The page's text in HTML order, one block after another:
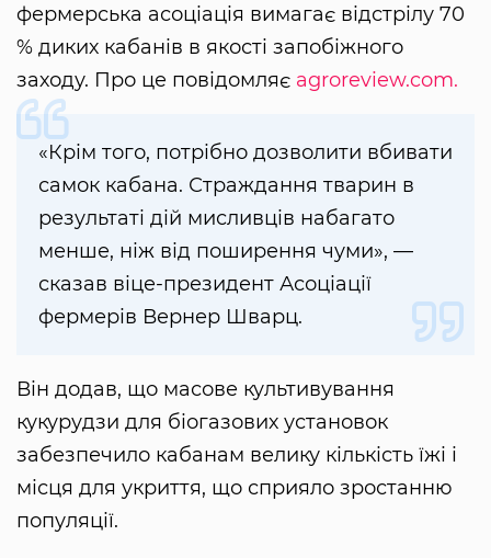
фермерська асоціація вимагає відстрілу 70
% диких кабанів в якості запобіжного
заходу. Про це повідомляє agroreview.com.
«Крім того, потрібно дозволити вбивати
самок кабана. Страждання тварин в
результаті дій мисливців набагато
менше, ніж від поширення чуми», —
сказав віце-президент Асоціації
фермерів Вернер Шварц.
Він додав, що масове культивування
кукурудзи для біогазових установок
забезпечило кабанам велику кількість їжі і
місця для укриття, що сприяло зростанню
популяції.